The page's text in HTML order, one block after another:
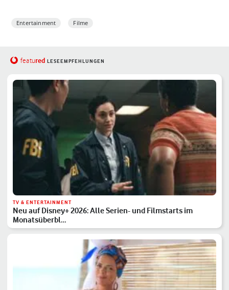
Entertainment Filme
featured LESEEMPFEHLUNGEN
TV & ENTERTAINMENT
Neu auf Disney+ 2026: Alle Serien- und Filmstarts im
Monatsüberbl…